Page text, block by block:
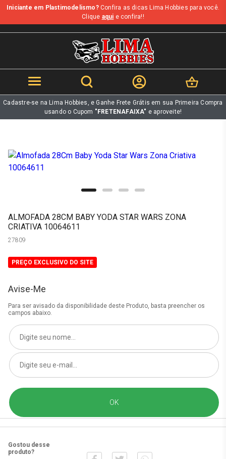
b
Iniciante em Plastimodelismo?Confira as dicas Lima Hobbies para você.
Clique aqui e confira!!
Cadastre-se na Lima Hobbies, e Ganhe Frete Grátis em sua Primeira Compra
usando o Cupom "FRETENAFAIXA" e aproveite!
ALMOFADA 28CM BABY YODA STAR WARS ZONA
CRIATIVA 10064611
27809
PREÇO EXCLUSIVO DO SITE
Avise-Me
Para ser avisado da disponibilidade deste Produto, basta preencher os
campos abaixo.
Gostou desse
produto?